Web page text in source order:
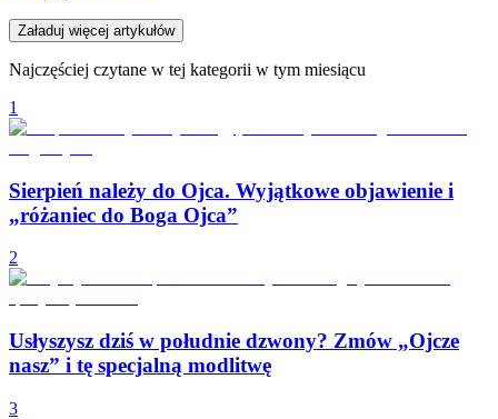
Załaduj więcej artykułów
Najczęściej czytane w tej kategorii w tym miesiącu
1
Sierpień należy do Ojca. Wyjątkowe objawienie i
„różaniec do Boga Ojca”
2
Usłyszysz dziś w południe dzwony? Zmów „Ojcze
nasz” i tę specjalną modlitwę
3